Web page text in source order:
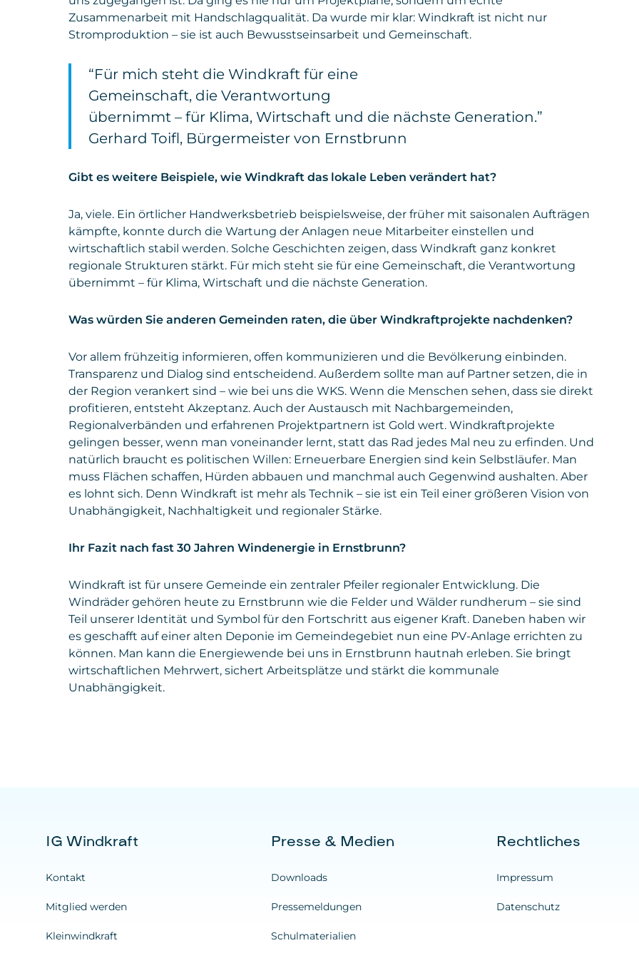
Zusammenarbeit mit Handschlagqualität. Da wurde mir klar: Windkraft ist nicht nur
Stromproduktion – sie ist auch Bewusstseinsarbeit und Gemeinschaft.
“Für mich steht die Windkraft für eine
Gemeinschaft, die Verantwortung
übernimmt – für Klima, Wirtschaft und die nächste Generation.”
Gerhard Toifl, Bürgermeister von Ernstbrunn
Gibt es weitere Beispiele, wie Windkraft das lokale Leben verändert hat?
Ja, viele. Ein örtlicher Handwerksbetrieb beispielsweise, der früher mit saisonalen Aufträgen
kämpfte, konnte durch die Wartung der Anlagen neue Mitarbeiter einstellen und
wirtschaftlich stabil werden. Solche Geschichten zeigen, dass Windkraft ganz konkret
regionale Strukturen stärkt. Für mich steht sie für eine Gemeinschaft, die Verantwortung
übernimmt – für Klima, Wirtschaft und die nächste Generation.
Was würden Sie anderen Gemeinden raten, die über Windkraftprojekte nachdenken?
Vor allem frühzeitig informieren, offen kommunizieren und die Bevölkerung einbinden.
Transparenz und Dialog sind entscheidend. Außerdem sollte man auf Partner setzen, die in
der Region verankert sind – wie bei uns die WKS. Wenn die Menschen sehen, dass sie direkt
profitieren, entsteht Akzeptanz. Auch der Austausch mit Nachbargemeinden,
Regionalverbänden und erfahrenen Projektpartnern ist Gold wert. Windkraftprojekte
gelingen besser, wenn man voneinander lernt, statt das Rad jedes Mal neu zu erfinden. Und
natürlich braucht es politischen Willen: Erneuerbare Energien sind kein Selbstläufer. Man
muss Flächen schaffen, Hürden abbauen und manchmal auch Gegenwind aushalten. Aber
es lohnt sich. Denn Windkraft ist mehr als Technik – sie ist ein Teil einer größeren Vision von
Unabhängigkeit, Nachhaltigkeit und regionaler Stärke.
Ihr Fazit nach fast 30 Jahren Windenergie in Ernstbrunn?
Windkraft ist für unsere Gemeinde ein zentraler Pfeiler regionaler Entwicklung. Die
Windräder gehören heute zu Ernstbrunn wie die Felder und Wälder rundherum – sie sind
Teil unserer Identität und Symbol für den Fortschritt aus eigener Kraft. Daneben haben wir
es geschafft auf einer alten Deponie im Gemeindegebiet nun eine PV-Anlage errichten zu
können. Man kann die Energiewende bei uns in Ernstbrunn hautnah erleben. Sie bringt
wirtschaftlichen Mehrwert, sichert Arbeitsplätze und stärkt die kommunale
Unabhängigkeit.
IG Windkraft
Kontakt
Mitglied werden
Kleinwindkraft
Presse & Medien
Downloads
Pressemeldungen
Schulmaterialien
Rechtliches
Impressum
Datenschutz
von
Privacy
policies.google.com/privacy
Seminaren und sonstigen Angeboten.
Daten: personenbezogene und technische Daten
Privacy Policy
de/privacy/privacystatement